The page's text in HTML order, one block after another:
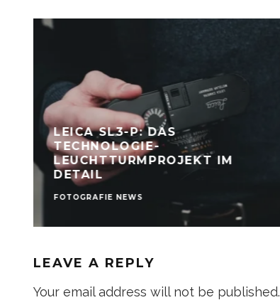
LEICA SL3-P: DAS
TECHNOLOGIE-
LEUCHTTURMPROJEKT IM
DETAIL
FOTOGRAFIE NEWS
LEAVE A REPLY
Your email address will not be published.